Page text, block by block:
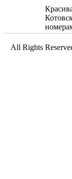
All Rights